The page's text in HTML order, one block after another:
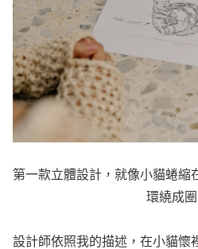
第一款立體設計，就像小貓蜷縮
環繞成圈
設計師依照我的描述，在小貓懷